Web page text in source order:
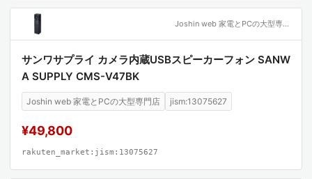
Joshin web 家電とPCの大型専門店
サンワサプライ カメラ内蔵USBスピーカーフォン SANW
A SUPPLY CMS-V47BK
Joshin web 家電とPCの大型専門店 jism:13075627
¥49,800
rakuten_market:jism:13075627